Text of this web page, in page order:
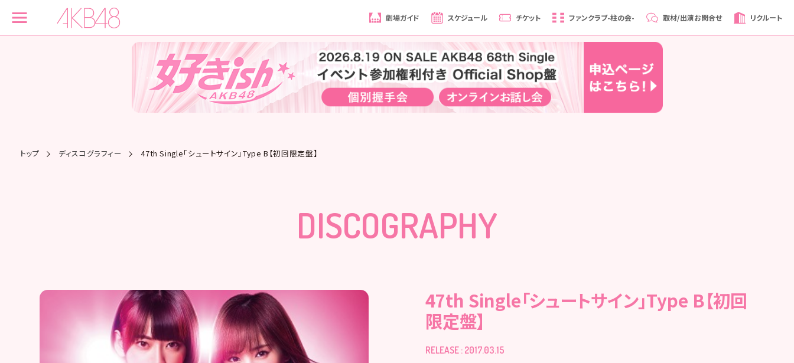
劇場ガイド スケジュール チケット ファンクラブ-柱の会- 取材/出演お問合せ リクルート
トップ ディスコグラフィー 47th Single「シュートサイン」Type B【初回限定盤】
DISCOGRAPHY
47th Single「シュートサイン」Type B【初回
限定盤】
RELEASE : 2017.03.15